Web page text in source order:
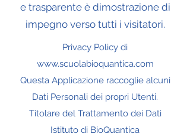
e trasparente è dimostrazione di
impegno verso tutti i visitatori.
Privacy Policy di
www.scuolabioquantica.com
Questa Applicazione raccoglie alcuni
Dati Personali dei propri Utenti.
Titolare del Trattamento dei Dati
Istituto di BioQuantica